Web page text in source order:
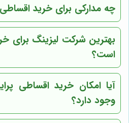
چه مدارکی برای خرید
بهترین شرکت لیزینگ برای
است؟
آیا امکان خرید اقساطی
وجود دارد؟